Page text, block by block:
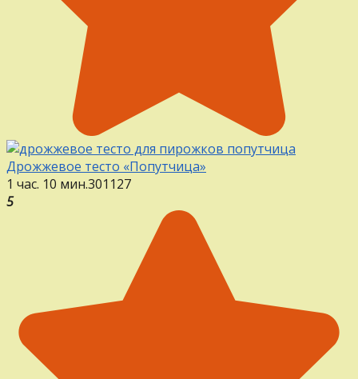
Дрожжевое тесто «Попутчица»
1 час. 10 мин.301 127
5